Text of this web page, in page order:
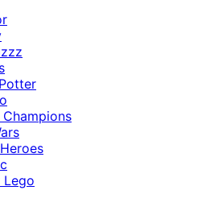
Champions
Lego